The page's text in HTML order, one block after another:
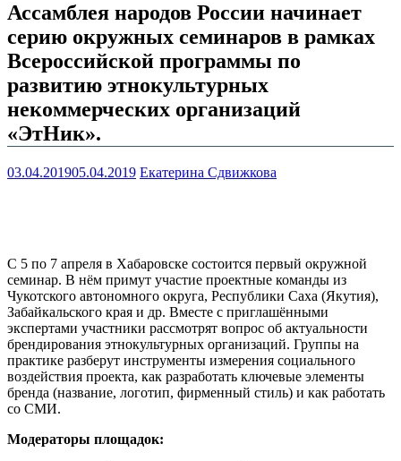
Ассамблея народов России начинает
серию окружных семинаров в рамках
Всероссийской программы по
развитию этнокультурных
некоммерческих организаций
«ЭтНик».
03.04.201905.04.2019 Екатерина Сдвижкова
С 5 по 7 апреля в Хабаровске состоится первый окружной
семинар. В нём примут участие проектные команды из
Чукотского автономного округа, Республики Саха (Якутия),
Забайкальского края и др. Вместе с приглашёнными
экспертами участники рассмотрят вопрос об актуальности
брендирования этнокультурных организаций. Группы на
практике разберут инструменты измерения социального
воздействия проекта, как разработать ключевые элементы
бренда (название, логотип, фирменный стиль) и как работать
со СМИ.
Модераторы площадок: